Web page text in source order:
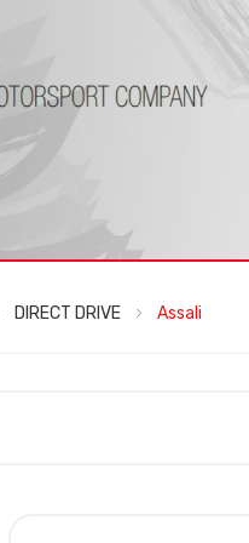
DIRECT DRIVE Assali